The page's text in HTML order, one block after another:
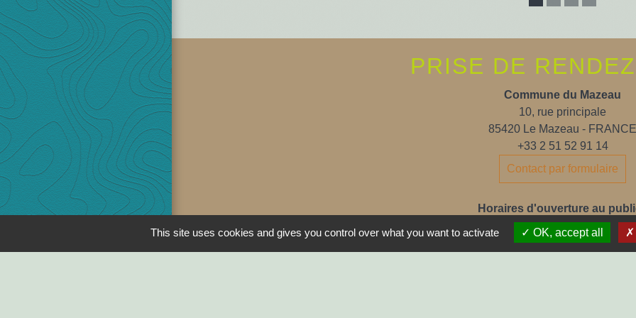
PRISE DE
Commune du Mazeau
10, rue principale
85420 Le Mazeau - FRANCE
+33 2 51 52 91 14
Contact par formulaire
Horaires d'ouverture au
Lundi, Mardi, Jeudi, Vendredi >
Fermée le Mercredi
This site uses cookies and gives you control over what you want to activate OK, accept all